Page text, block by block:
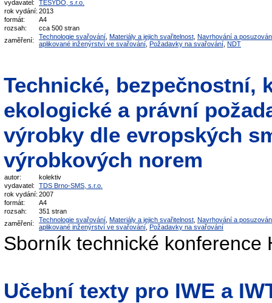
vydavatel:
TESYDO, s.r.o.
rok vydání: 2013
formát:
A4
rozsah:
cca 500 stran
zaměření:
Technologie svařování Materiály a jejich svařitelnost Navrhování a
aplikované inženýrství ve svařování Požadavky na svařování NDT
Technické, bezpečnostní,
ekologické a právní
výrobky dle evropských
výrobkových norem
autor:
kolektiv
vydavatel:
TDS Brno-SMS, s.r.o.
rok vydání: 2007
formát:
A4
rozsah:
351 stran
zaměření:
Technologie svařování Materiály a jejich svařitelnost Navrhování a
aplikované inženýrství ve svařování Požadavky na svařování
Sborník technické konference
Učební texty pro IWE a